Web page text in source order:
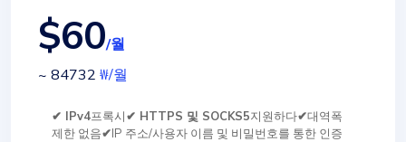
$60/월
~ 84732 ₩/월
✔ IPv4프록시✔ HTTPS 및 SOCKS5지원하다✔대역폭
제한 없음✔IP 주소/사용자 이름 및 비밀번호를 통한 인증